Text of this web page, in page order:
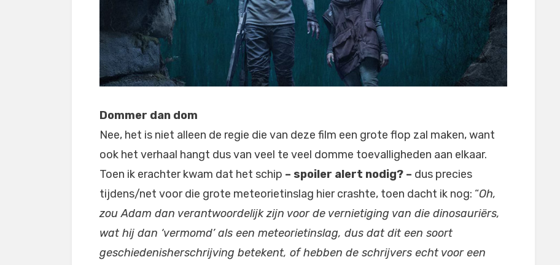
Dommer dan dom
Nee, het is niet alleen de regie die van deze film een grote flop zal maken, want
ook het verhaal hangt dus van veel te veel domme toevalligheden aan elkaar.
Toen ik erachter kwam dat het schip – spoiler alert nodig? – dus precies
tijdens/net voor die grote meteorietinslag hier crashte, toen dacht ik nog: “Oh,
zou Adam dan verantwoordelijk zijn voor de vernietiging van die dinosauriërs,
wat hij dan ‘vermomd’ als een meteorietinslag, dus dat dit een soort
geschiedenisherschrijving betekent, of hebben de schrijvers echt voor een